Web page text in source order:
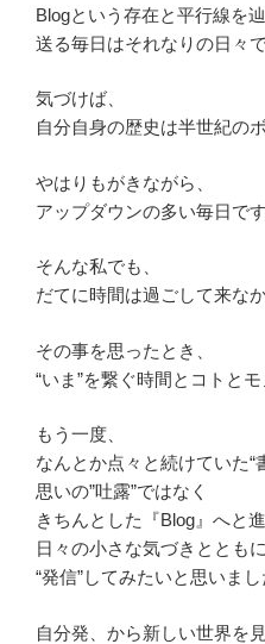
Blogという存在と平行線を
送る毎日はそれなりの日々で
気づけば、
自分自身の歴史は半世紀の
やはりもがきながら、
アップダウンの多い毎日です
そんな私でも、
だてに時間は過ごして来な
その事を思ったとき、
“いま”を繋ぐ時間とコトとモ
もう一度、
なんとか点々と続けていた“
思いの”吐露”ではなく
きちんとした『Blog』へと
日々の小さな気づきとともに
“発信”してみたいと思いまし
自分発、から新しい世界を